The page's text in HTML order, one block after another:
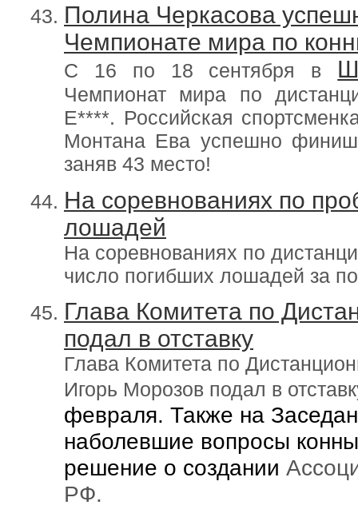
Полина Черкасова
Чемпионате мира по
С 16 по 18 сентября в
Чемпионат мира по
E****. Российская
Монтана Ева успешно
заняв 43 место!
На соревнованиях по
лошадей
На соревнованиях по
число погибших лошадей за
Глава Комитета по
подал в отставку
Глава Комитета по
Игорь Морозов подал в
февраля. Также на
наболевшие вопросы
решение о создании
РФ.